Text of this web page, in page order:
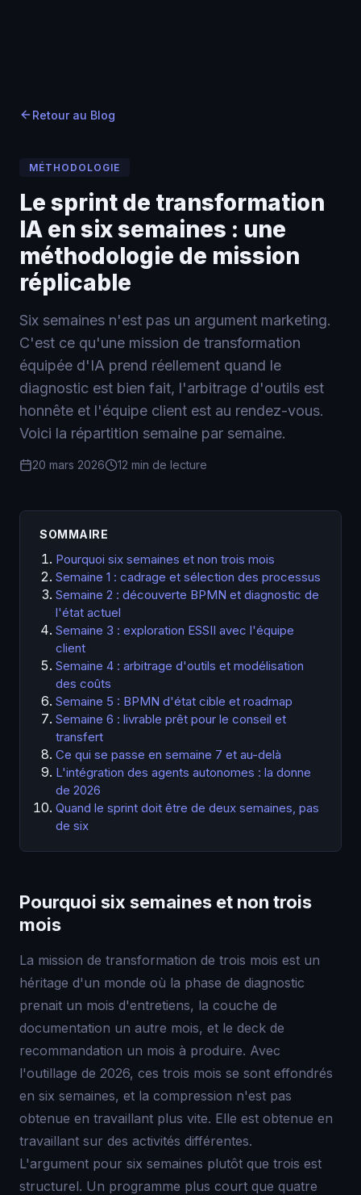
Retour au Blog
MÉTHODOLOGIE
Le sprint de transformation
IA en six semaines : une
méthodologie de mission
réplicable
Six semaines n'est pas un argument marketing.
C'est ce qu'une mission de transformation
équipée d'IA prend réellement quand le
diagnostic est bien fait, l'arbitrage d'outils est
honnête et l'équipe client est au rendez-vous.
Voici la répartition semaine par semaine.
20 mars 2026 12 min de lecture
SOMMAIRE
Pourquoi six semaines et non trois mois
Semaine 1 : cadrage et sélection des processus
Semaine 2 : découverte BPMN et diagnostic de
l'état actuel
Semaine 3 : exploration ESSII avec l'équipe
client
Semaine 4 : arbitrage d'outils et modélisation
des coûts
Semaine 5 : BPMN d'état cible et roadmap
Semaine 6 : livrable prêt pour le conseil et
transfert
Ce qui se passe en semaine 7 et au-delà
L'intégration des agents autonomes : la donne
de 2026
Quand le sprint doit être de deux semaines, pas
de six
Pourquoi six semaines et non trois
mois
La mission de transformation de trois mois est un
héritage d'un monde où la phase de diagnostic
prenait un mois d'entretiens, la couche de
documentation un autre mois, et le deck de
recommandation un mois à produire. Avec
l'outillage de 2026, ces trois mois se sont effondrés
en six semaines, et la compression n'est pas
obtenue en travaillant plus vite. Elle est obtenue en
travaillant sur des activités différentes.
L'argument pour six semaines plutôt que trois est
structurel. Un programme plus court que quatre